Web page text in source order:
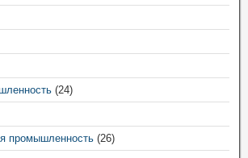
(24)
промышленность (26)